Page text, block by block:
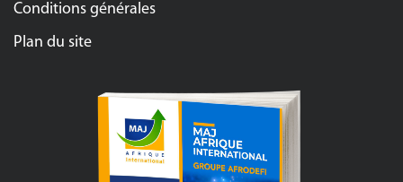
Conditions générales
Plan du site